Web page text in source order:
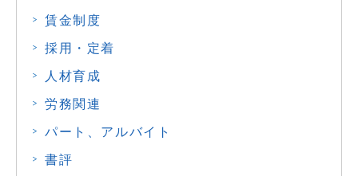
賃金制度
採用・定着
人材育成
労務関連
パート、アルバイト
書評